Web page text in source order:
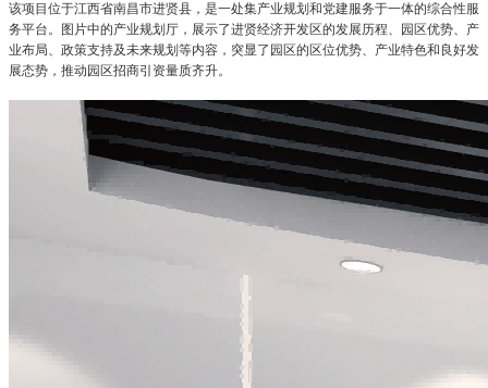
该项目位于江西省南昌市进贤县，是一处集产业规划和党建服务于一体的综合性服
务平台。图片中的产业规划厅，展示了进贤经济开发区的发展历程、园区优势、产
业布局、政策支持及未来规划等内容，突显了园区的区位优势、产业特色和良好发
展态势，推动园区招商引资量质齐升。